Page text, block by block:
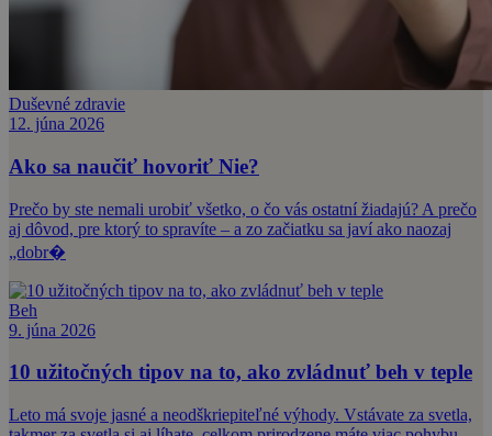
Duševné zdravie
12. júna 2026
Ako sa naučiť hovoriť Nie?
Prečo by ste nemali urobiť všetko, o čo vás ostatní žiadajú? A prečo
aj dôvod, pre ktorý to spravíte – a zo začiatku sa javí ako naozaj
„dobr�
Beh
9. júna 2026
10 užitočných tipov na to, ako zvládnuť beh v teple
Leto má svoje jasné a neodškriepiteľné výhody. Vstávate za svetla,